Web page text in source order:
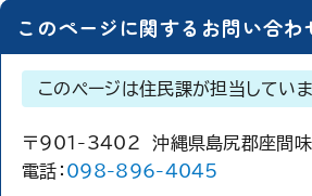
このページに関するお問い合わ
このページは住民課が担当してい
〒901-3402 沖縄県島尻郡座間
電話： 098-896-4045